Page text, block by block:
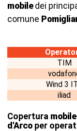
mobiledei
comune
TIM
Wind 3
iliad
Copertura mobile
d'Arco per